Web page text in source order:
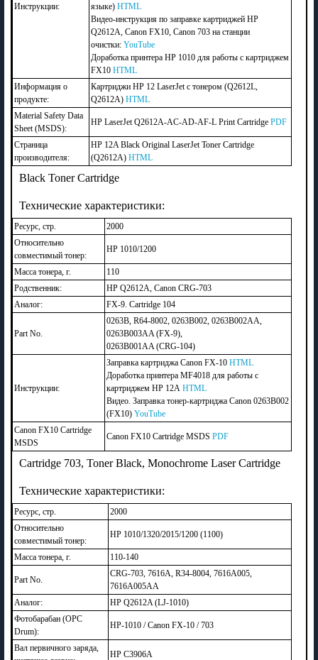
Инструкции:
языке) HTML
Видео-инструкция по заправке картриджей HP
Q2612A, Canon FX10, Canon 703 на станции
очистки: YouTube
Доработка принтера HP 1010 для работы с картриджем
FX10 HTML
Информация о
продукте:
Картриджи HP 12 LaserJet с тонером (Q2612L,
Q2612A) HTML
Material Safety Data
Sheet (MSDS):
HP LaserJet Q2612A-AC-AD-AF-L Print Cartridge PDF
Страница
производителя:
HP 12A Black Original LaserJet Toner Cartridge
(Q2612A) HTML
Black Toner Cartridge
Технические характеристики:
Ресурс, стр.
2000
Относительно
совместимый тонер:
HP 1010/1200
Масса тонера, г.
110
Родственник:
HP Q2612A, Canon CRG-703
Аналог:
FX-9. Cartridge 104
Part No.
0263B, R64-8002, 0263B002, 0263B002AA,
0263B003AA (FX-9),
0263B001AA (CRG-104)
Инструкции:
Заправка картриджа Canon FX-10 HTML
Доработка принтера MF4018 для работы с
картриджем HP 12A HTML
Видео. Заправка тонер-картриджа Canon 0263B002
(FX10) YouTube
Canon FX10 Cartridge
MSDS
Canon FX10 Cartridge MSDS PDF
Cartridge 703, Toner Black, Monochrome Laser Cartridge
Технические характеристики:
Ресурс, стр.
2000
Относительно
совместимый тонер:
HP 1010/1320/2015/1200 (1100)
Масса тонера, г. 110-140
Part No.
CRG-703, 7616A, R34-8004, 7616A005,
7616A005AA
Аналог:
HP Q2612A (LJ-1010)
Фотобарабан (OPC
Drum):
HP-1010 / Canon FX-10 / 703
Вал первичного заряда,
HP C3906A